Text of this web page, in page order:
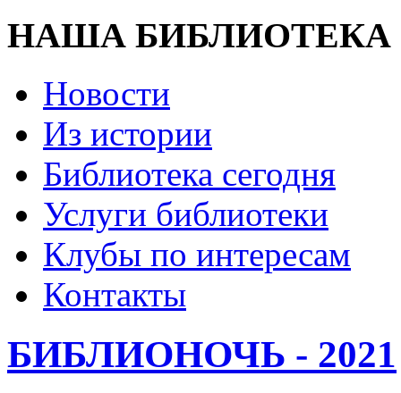
НАША БИБЛИОТЕКА
Новости
Из истории
Библиотека сегодня
Услуги библиотеки
Клубы по интересам
Контакты
БИБЛИОНОЧЬ - 2021